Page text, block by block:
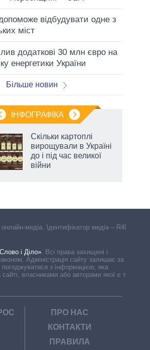
відбудувати одне з
міст
додаткові 30 млн євро на
енергетики України
Більше новин
ІНФОГРАФІКА
Скільки картоплі
вирощували в Україні
до і під час великої
війни
медіа. Ідентифікатор медіа – R40-
і Діло». Всі права захищені і
Адміністрація сайту залишає за
з інформацією, яка
сайті, власниками або авторами якої є треті
ПРО НАС
КОНТАКТИ
ПРАВИЛА